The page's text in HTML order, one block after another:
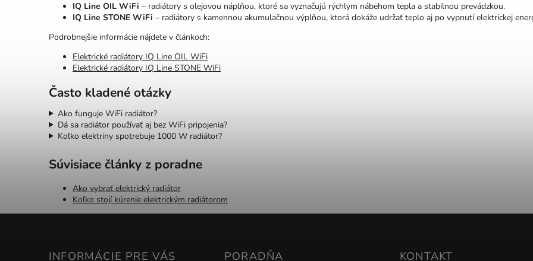
IQ Line OIL WiFi – radiátory s olejovou náplňou, ktoré sa vyznačujú rýchlym nábehom tepla a stabilnou prevádzkou.
IQ Line STONE WiFi – radiátory s kamennou akumulačnou výplňou, ktorá dokáže udržať teplo aj po vypnutí elektrickej
Podrobnejšie informácie nájdete v článkoch:
Elektrické radiátory IQ Line OIL WiFi
Elektrické radiátory IQ Line STONE WiFi
Často kladené otázky
Ako funguje WiFi radiátor?
Dá sa radiátor používať aj bez WiFi pripojenia?
Koľko elektriny spotrebuje 1000 W radiátor?
Súvisiace články z poradne
Ako vybrať elektrický radiátor
Koľko stojí kúrenie elektrickým radiátorom
INFORMÁCIE PRE VÁS PORADŇA KONTAKT